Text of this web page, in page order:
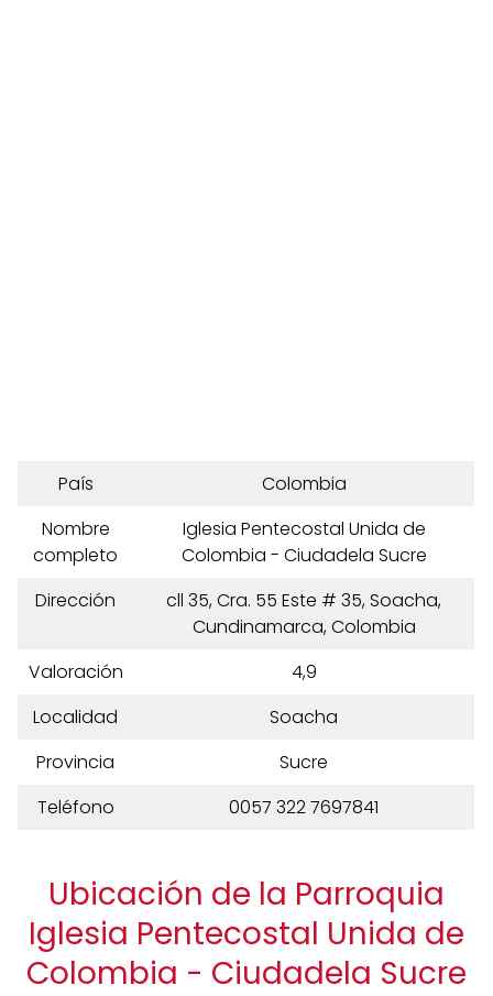
País
Colombia
Nombre
completo
Iglesia Pentecostal Unida de
Colombia - Ciudadela Sucre
Dirección
cll 35, Cra. 55 Este # 35, Soacha,
Cundinamarca, Colombia
Valoración
4,9
Localidad
Soacha
Provincia
Sucre
Teléfono
0057 322 7697841
Ubicación de la Parroquia
Iglesia Pentecostal Unida de
Colombia - Ciudadela Sucre